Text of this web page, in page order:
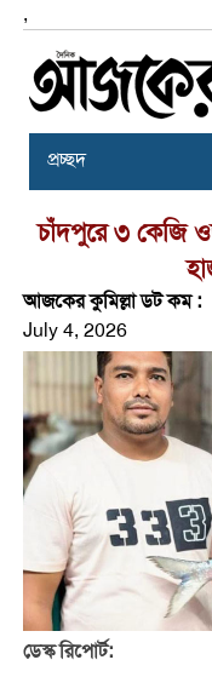
,
প্রচ্ছদ
চাঁদপুরে ৩ কেজি
আজকের কুমিল্লা ডট কম :
July 4, 2026
ডেস্ক রিপোর্ট: